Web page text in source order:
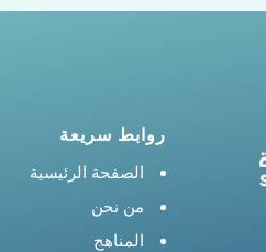
روابط سريعة
الصفحة الرئيسية
من نحن
المناهج